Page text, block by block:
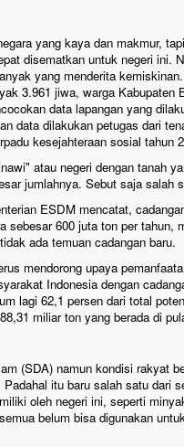
yang kaya dan makmur,
disematkan untuk negeri ini.
yang menderita
3.961 jiwa, warga Kabupaten
data lapangan yang
data dilakukan petugas dari
kesejahteraan sosial tahun
atau negeri dengan tanah
jumlahnya. Sebut saja salah
ESDM mencatat,
sebesar 600 juta ton per tahun,
ada temuan cadangan baru.
mendorong upaya
Indonesia dengan
lagi 62,1 persen dari total
miliar ton yang berada di
(SDA) namun kondisi rakyat
itu baru salah satu dari
oleh negeri ini, seperti
belum bisa digunakan